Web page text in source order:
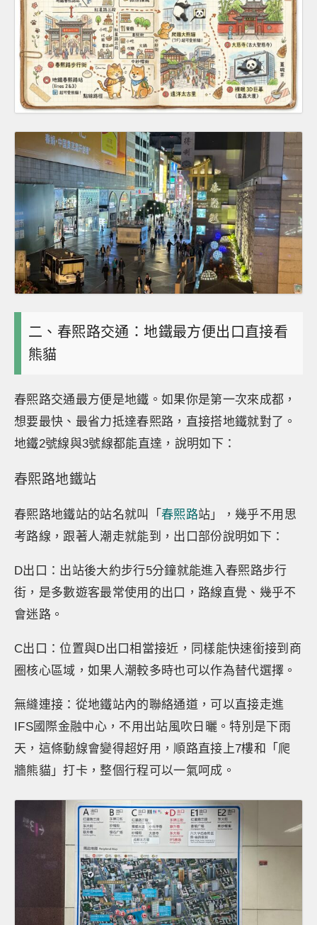
二、春熙路交通：地鐵最方便出口直接看
熊貓
春熙路交通最方便是地鐵。如果你是第一次來成都，
想要最快、最省力抵達春熙路，直接搭地鐵就對了。
地鐵2號線與3號線都能直達，說明如下：
春熙路地鐵站
春熙路地鐵站的站名就叫「春熙路站」，幾乎不用思
考路線，跟著人潮走就能到，出口部份說明如下：
D出口：出站後大約步行5分鐘就能進入春熙路步行
街，是多數遊客最常使用的出口，路線直覺、幾乎不
會迷路。
C出口：位置與D出口相當接近，同樣能快速銜接到商
圈核心區域，如果人潮較多時也可以作為替代選擇。
無縫連接：從地鐵站內的聯絡通道，可以直接走進
IFS國際金融中心，不用出站風吹日曬。特別是下雨
天，這條動線會變得超好用，順路直接上7樓和「爬
牆熊貓」打卡，整個行程可以一氣呵成。